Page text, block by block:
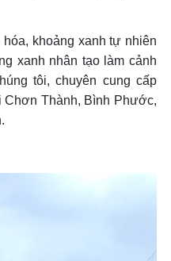
khoảng xanh tự nhiên
xanh nhân tạo làm cảnh
tôi, chuyên cung cấp
Chơn Thành, Bình Phước,